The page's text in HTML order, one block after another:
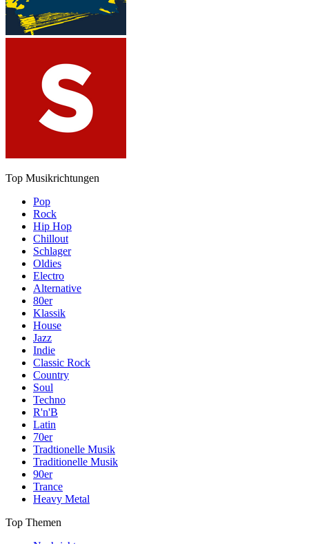
Top Musikrichtungen
Pop
Rock
Hip Hop
Chillout
Schlager
Oldies
Electro
Alternative
80er
Klassik
House
Jazz
Indie
Classic Rock
Country
Soul
Techno
R'n'B
Latin
70er
Tradtionelle Musik
Traditionelle Musik
90er
Trance
Heavy Metal
Top Themen